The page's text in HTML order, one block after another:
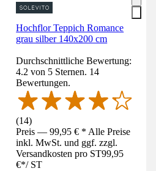
Hochflor Teppich Romance
grau silber 140x200 cm
Durchschnittliche Bewertung:
4.2 von 5 Sternen. 14
Bewertungen.
(14)
Preis — 99,95 € * Alle Preise
inkl. MwSt. und ggf. zzgl.
Versandkosten pro ST99,95
€*/ ST